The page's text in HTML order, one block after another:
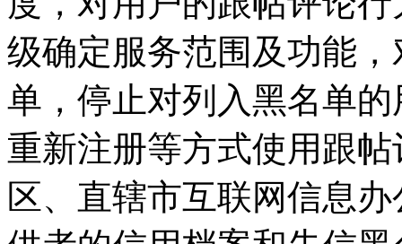
级确定服务范围及功能
单，停止对列入黑名单
重新注册等方式使用跟
区、直辖市互联网信息